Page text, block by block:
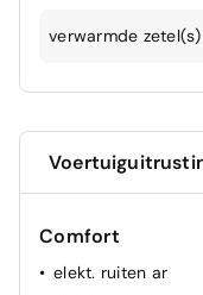
verwarmde
Comfort
elekt. ruiten ar